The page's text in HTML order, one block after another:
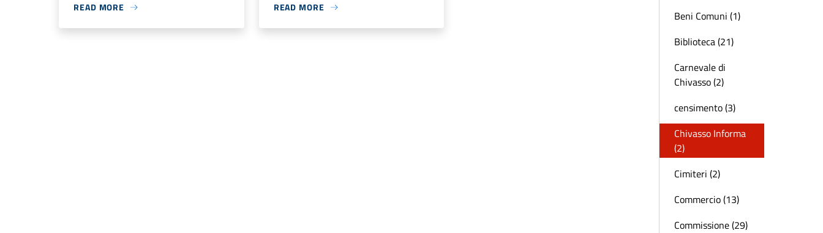
READ MORE READ MORE
Beni Comuni (1)
Biblioteca (21)
Carnevale di
Chivasso (2)
censimento (3)
Chivasso Informa
(2)
Cimiteri (2)
Commercio (13)
Commissione (29)